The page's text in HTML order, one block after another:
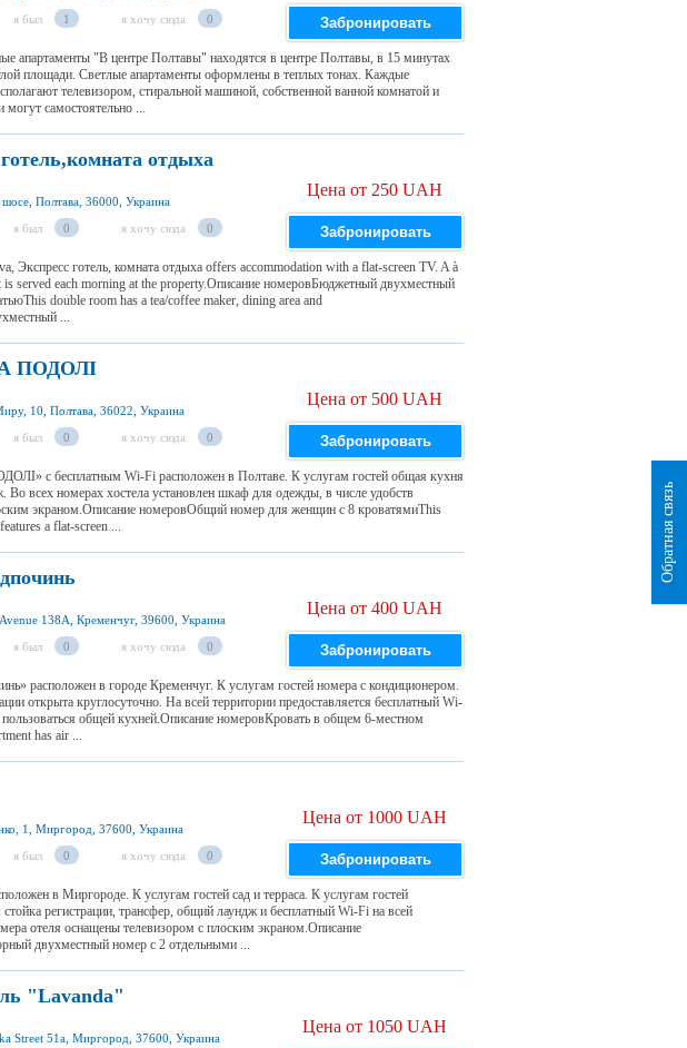
я был 1 я хочу сюда 0 Забронировать
апартаменты "В центре Полтавы" находятся в центре Полтавы, в 15 минутах
площади. Светлые апартаменты оформлены в теплых тонах. Каждые
телевизором, стиральной машиной, собственной ванной комнатой и
могут самостоятельно ...
отдыха
шосе, Полтава, 36000, Украина
я был 0 я хочу сюда 0
Цена от 250 UAH
Забронировать
Экспресс готель, комната отдыха offers accommodation with a flat-screen TV. A à
is served each morning at the property.Описание номеровБюджетный двухместный
double room has a tea/coffee maker, dining area and
...
ПОДОЛІ
10, Полтава, 36022, Украина
я был 0 я хочу сюда 0
Цена от 500 UAH
Забронировать
с бесплатным Wi-Fi расположен в Полтаве. К услугам гостей общая кухня
Во всех номерах хостела установлен шкаф для одежды, в числе удобств
экраном.Описание номеровОбщий номер для женщин с 8 кроватямиThis
a flat-screen ...
138А, Кременчуг, 39600, Украина
я был 0 я хочу сюда 0
Цена от 400 UAH
Забронировать
расположен в городе Кременчуг. К услугам гостей номера с кондиционером.
открыта круглосуточно. На всей территории предоставляется бесплатный Wi-
общей кухней.Описание номеровКровать в общем 6-местном
has air ...
1, Миргород, 37600, Украина
я был 0 я хочу сюда 0
Цена от 1000 UAH
Забронировать
в Миргороде. К услугам гостей сад и терраса. К услугам гостей
стойка регистрации, трансфер, общий лаундж и бесплатный Wi-Fi на всей
отеля оснащены телевизором с плоским экраном.Описание
двухместный номер с 2 отдельными ...
"Lavanda"
Street 51а, Миргород, 37600, Украина
Цена от 1050 UAH
Обратная связь